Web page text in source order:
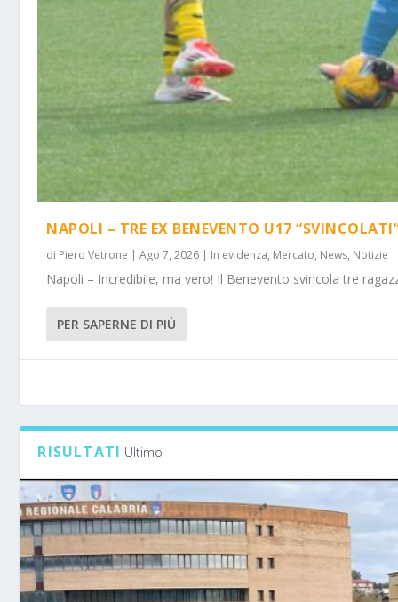
NAPOLI – TRE EX BENEVENTO U17
di Piero Vetrone |Ago 7, 2026 | In evidenza, Mercato, News, Notizie
Napoli – Incredibile, ma vero! Il Benevento svincola tre
PER SAPERNE DI PIÙ
RISULTATI Ultimo